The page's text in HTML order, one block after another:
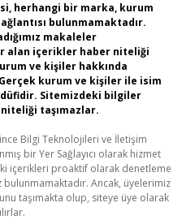
herhangi bir marka, kurum
bulunmamaktadır.
makaleler
alan içerikler haber niteliği
ve kişiler hakkında
kurum ve kişiler ile isim
Sitemizdeki bilgiler
taşımazlar.
Bilgi Teknolojileri ve İletişim
bir Yer Sağlayıcı olarak hizmet
içerikleri proaktif olarak denetleme
Ancak, üyelerimiz
taşımakta olup, siteye üye olarak